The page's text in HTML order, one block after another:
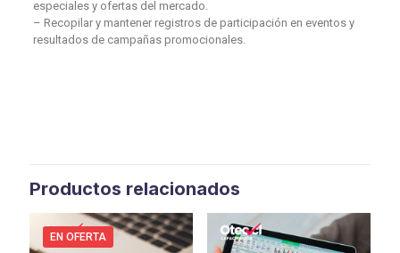
especiales y ofertas del mercado.
– Recopilar y mantener registros de participación en eventos y
resultados de campañas promocionales.
Productos relacionados
EN OFERTA